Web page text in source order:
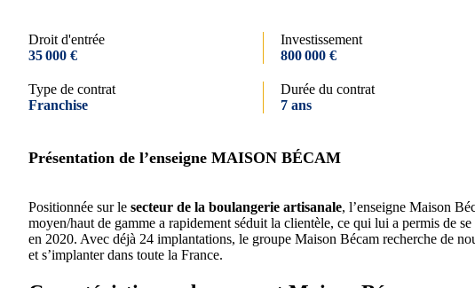
Droit d'entrée
35 000 €
Investissement
800 000 €
Type de contrat
Franchise
Durée du contrat
7 ans
Présentation de l’enseigne MAISON BÉCAM
Positionnée sur le secteur de la boulangerie artisanale, l’enseigne Maison
moyen/haut de gamme a rapidement séduit la clientèle, ce qui lui a permis de
en 2020. Avec déjà 24 implantations, le groupe Maison Bécam recherche de
et s’implanter dans toute la France.